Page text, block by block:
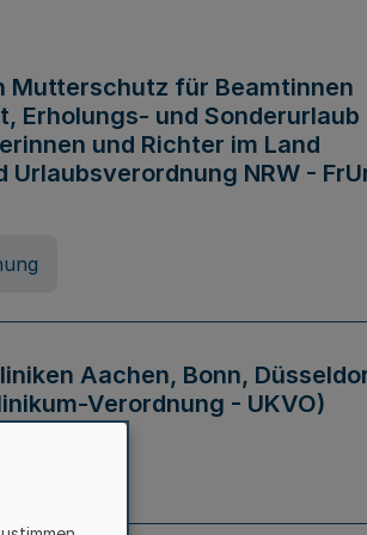
Mutterschutz für Beamtinnen
Erholungs- und Sonderurlaub
und Richter im Land
NRW -
Aachen, Bonn,
Verordnung - UKVO)